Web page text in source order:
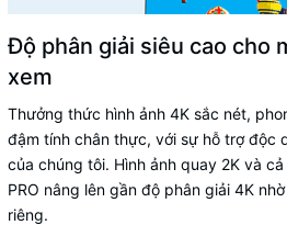
Độ phân giải siêu cao cho
xem
Thưởng thức hình ảnh 4K sắc nét,
đậm tính chân thực, với sự hỗ trợ độc
của chúng tôi. Hình ảnh quay 2K và
PRO nâng lên gần độ phân giải 4K
riêng.